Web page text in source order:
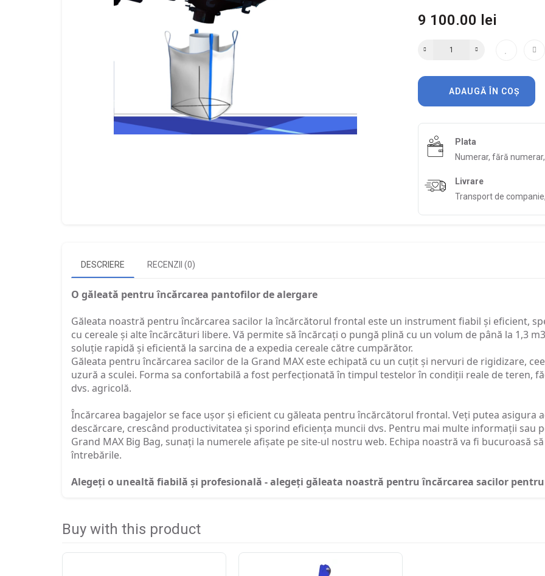
9 100.00 lei
ADAUGĂ ÎN COȘ
Plata
Numerar, fără
Livrare
Transport de
DESCRIERE RECENZII (0)
O găleată pentru încărcarea pantofilor de alergare
Găleata noastră pentru încărcarea sacilor la încărcătorul frontal este un instrument fiabil și eficient,
cu cereale și alte încărcături libere. Vă permite să încărcați o pungă plină cu un volum de până la 1,3
soluție rapidă și eficientă la sarcina de a expedia cereale către cumpărător.
Găleata pentru încărcarea sacilor de la Grand MAX este echipată cu un cuțit și nervuri de rigidizare,
uzură a sculei. Forma sa confortabilă a fost perfecționată în timpul testelor în condiții reale de teren,
dvs. agricolă.
Încărcarea bagajelor se face ușor și eficient cu găleata pentru încărcătorul frontal. Veți putea asigura
descărcare, crescând productivitatea și sporind eficiența muncii dvs. Pentru mai multe informații sau
Grand MAX Big Bag, sunați la numerele afișate pe site-ul nostru web. Echipa noastră va fi bucuroasă
întrebările.
Alegeți o unealtă fiabilă și profesională - alegeți găleata noastră pentru încărcarea sacilor
Buy with this product